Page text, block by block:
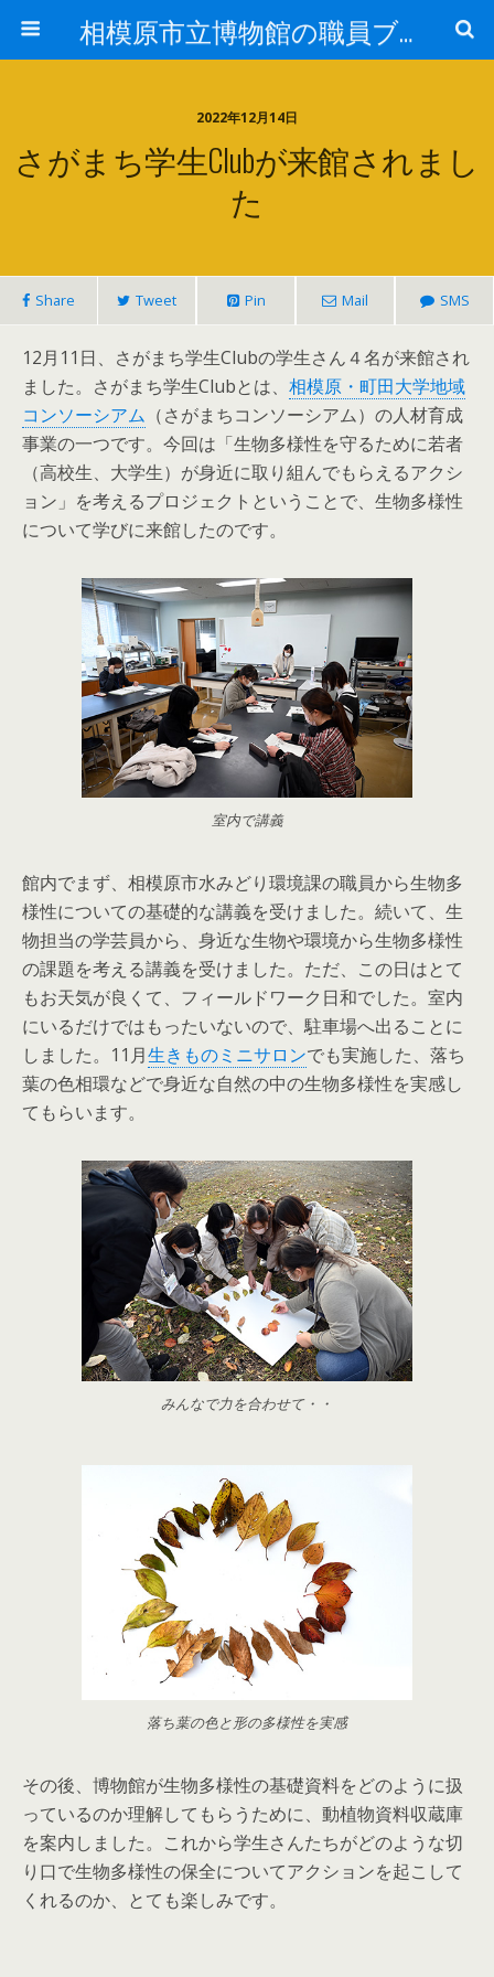
相模原市立博物館の職員ブログ
2022年12月14日
さがまち学生Clubが来館されまし
た
Share Tweet Pin Mail SMS
12月11日、さがまち学生Clubの学生さん４名が来館され
ました。さがまち学生Clubとは、 相模原・町田大学地域
コンソーシアム （さがまちコンソーシアム）の人材育成
事業の一つです。今回は「生物多様性を守るために若者
（高校生、大学生）が身近に取り組んでもらえるアクシ
ョン」を考えるプロジェクトということで、生物多様性
について学びに来館したのです。
室内で講義
館内でまず、相模原市水みどり環境課の職員から生物多
様性についての基礎的な講義を受けました。続いて、生
物担当の学芸員から、身近な生物や環境から生物多様性
の課題を考える講義を受けました。ただ、この日はとて
もお天気が良くて、フィールドワーク日和でした。室内
にいるだけではもったいないので、駐車場へ出ることに
しました。11月生きものミニサロンでも実施した、落ち
葉の色相環などで身近な自然の中の生物多様性を実感し
てもらいます。
みんなで力を合わせて・・
落ち葉の色と形の多様性を実感
その後、博物館が生物多様性の基礎資料をどのように扱
っているのか理解してもらうために、動植物資料収蔵庫
を案内しました。これから学生さんたちがどのような切
り口で生物多様性の保全についてアクションを起こして
くれるのか、とても楽しみです。